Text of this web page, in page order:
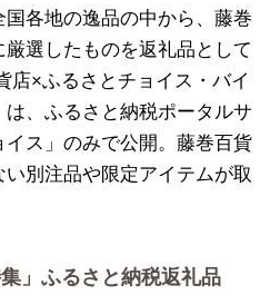
各地の逸品の中から、藤巻
選したものを返礼品として
店×ふるさとチョイス・バイ
、ふるさと納税ポータルサ
ス」のみで公開。藤巻百貨
別注品や限定アイテムが取
」ふるさと納税返礼品